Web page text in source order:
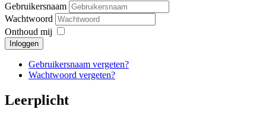
Gebruikersnaam
Wachtwoord
Onthoud mij
Inloggen
Gebruikersnaam vergeten?
Wachtwoord vergeten?
Leerplicht